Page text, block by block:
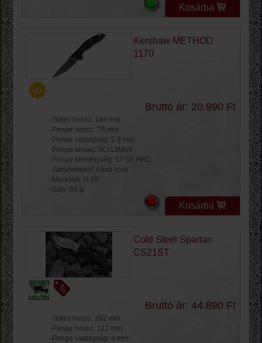
Kosárba
Kershaw METHOD
1170
Bruttó ár: 20.990 Ft
-Teljes hossz: 184 mm
-Penge hossz: 76 mm
-Penge vastagság: 2.8 mm
-Penge anyag: 8Cr13MoV
-Penge keménység: 57-59 HRC
-Zárszerkezet: Liner-lock
-Markolat: G-10
-Súly: 64 g
Kosárba
Cold Steel Spartan
CS21ST
Bruttó ár: 44.890 Ft
-Teljes hossz: 262 mm
-Penge hossz: 112 mm
-Penge vastagság: 4 mm